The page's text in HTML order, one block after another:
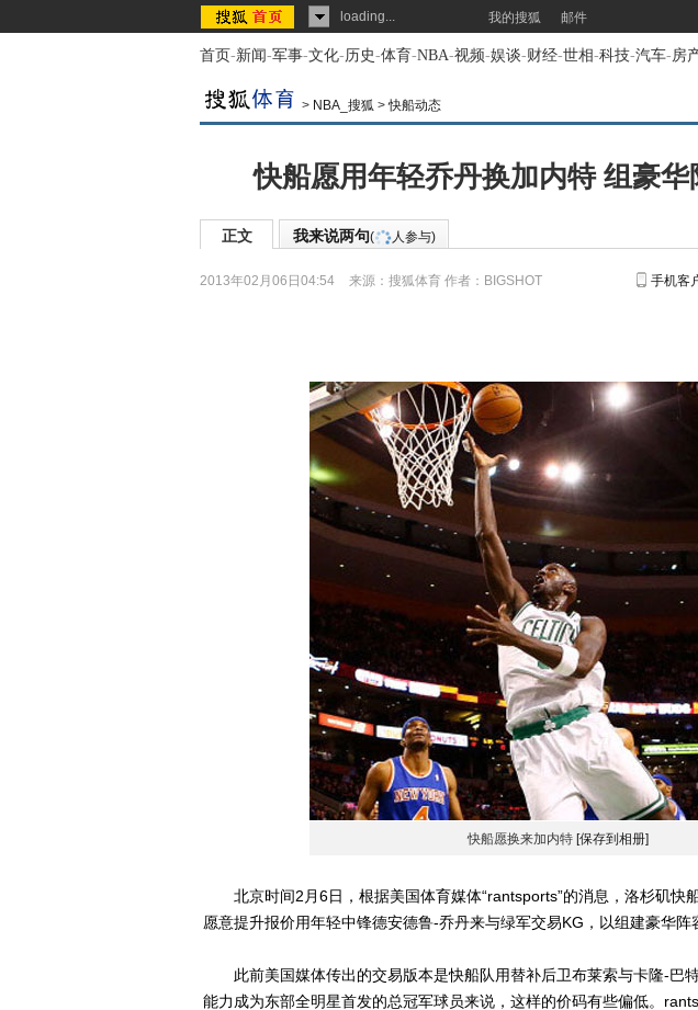
loading... 我的搜狐 邮件
首页-新闻-军事-文化-历史-体育-NBA-视频-娱谈-财经-世相-科技-汽车-房
> NBA_搜狐 >快船动态
快船愿用年轻乔丹换加内特 组豪
正文 我来说两句( 人参与)
2013年02月06日04:54 来源： 搜狐体育 作者：BIGSHOT 手机客
快船愿换来加内特 [保存到相册]
北京时间2月6日，根据美国体育媒体“rantsports”的消息，洛杉矶快
愿意提升报价用年轻中锋德安德鲁-乔丹来与绿军交易KG，以组建豪华阵
此前美国媒体传出的交易版本是快船队用替补后卫布莱索与卡隆-巴
能力成为东部全明星首发的总冠军球员来说，这样的价码有些偏低。